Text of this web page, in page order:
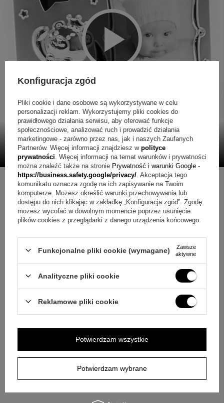
PRODUKTY POWIĄZANE
Konfiguracja zgód
Pliki cookie i dane osobowe są wykorzystywane w celu
personalizacji reklam. Wykorzystujemy pliki cookies do
prawidłowego działania serwisu, aby oferować funkcje
społecznościowe, analizować ruch i prowadzić działania
marketingowe - zarówno przez nas, jak i naszych Zaufanych
Partnerów. Więcej informacji znajdziesz w polityce
prywatności . Więcej informacji na temat warunków i prywatności
można znaleźć także na stronie Prywatność i warunki Google -
https://business.safety.google/privacy/ . Akceptacja tego
komunikatu oznacza zgodę na ich zapisywanie na Twoim
komputerze. Możesz określić warunki przechowywania lub
dostępu do nich klikając w zakładkę „Konfiguracja zgód”. Zgodę
możesz wycofać w dowolnym momencie poprzez usunięcie
plików cookies z przeglądarki z danego urządzenia końcowego.
Funkcjonalne pliki cookie (wymagane)
Zawsze
aktywne
Analityczne pliki cookie
Reklamowe pliki cookie
Potwierdzam wybrane
Potwierdzam wszystkie